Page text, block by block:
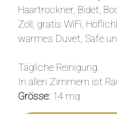
Haartrockner, Bidet,
Zoll, gratis WiFi,
warmes Duvet, Safe
Tägliche Reinigung.
In allen Zimmern ist
Grösse: 14 mq